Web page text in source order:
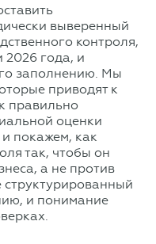
выверенный
контроля,
года, и
заполнению. Мы
приводят к
правильно
оценки
покажем, как
так, чтобы он
а не против
и понимание